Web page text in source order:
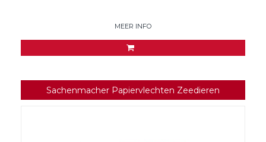
MEER INFO
Sachenmacher Papiervlechten Zeedieren